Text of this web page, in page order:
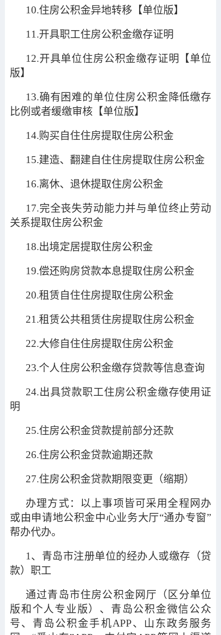
10.住房公积金异地转移【单位版】
11.开具职工住房公积金缴存证明
12.开具单位住房公积金缴存证明【单位
版】
13.确有困难的单位住房公积金降低缴存
比例或者缓缴审核【单位版】
14.购买自住住房提取住房公积金
15.建造、翻建自住住房提取住房公积金
16.离休、退休提取住房公积金
17.完全丧失劳动能力并与单位终止劳动
关系提取住房公积金
18.出境定居提取住房公积金
19.偿还购房贷款本息提取住房公积金
20.租赁自住住房提取住房公积金
21.租赁公共租赁住房提取住房公积金
22.大修自住住房提取住房公积金
23.个人住房公积金缴存贷款等信息查询
24.出具贷款职工住房公积金缴存使用证
明
25.住房公积金贷款提前部分还款
26.住房公积金贷款逾期还款
27.住房公积金贷款期限变更（缩期）
办理方式：以上事项皆可采用全程网办
或由申请地公积金中心业务大厅“通办专窗”
帮办代办。
1、青岛市注册单位的经办人或缴存（贷
款）职工
通过青岛市住房公积金网厅（区分单位
版和个人专业版）、青岛公积金微信公众
号、青岛公积金手机APP、山东政务服务